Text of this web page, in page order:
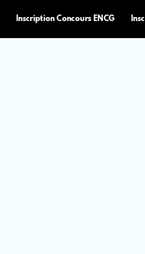
Inscription Concours ENCG